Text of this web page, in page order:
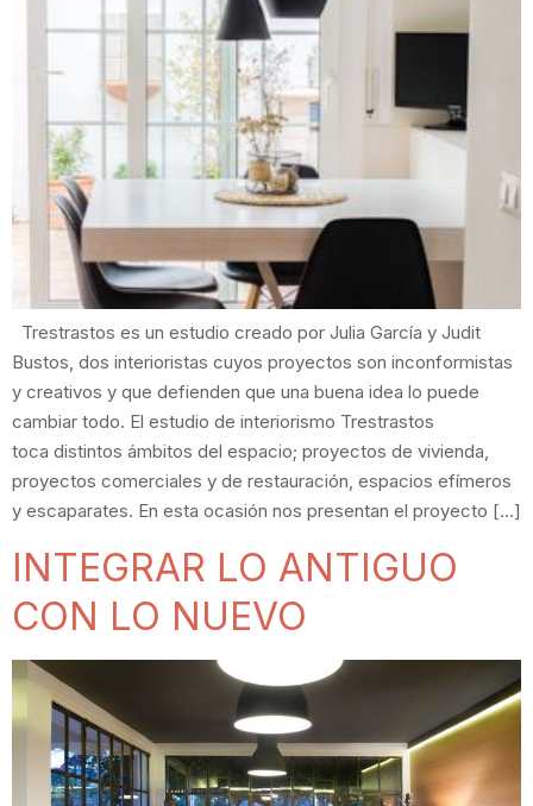
Trestrastos es un estudio creado por Julia García y Judit
Bustos, dos interioristas cuyos proyectos son inconformistas
y creativos y que defienden que una buena idea lo puede
cambiar todo. El estudio de interiorismo Trestrastos
toca distintos ámbitos del espacio; proyectos de vivienda,
proyectos comerciales y de restauración, espacios efímeros
y escaparates. En esta ocasión nos presentan el proyecto […]
INTEGRAR LO ANTIGUO
CON LO NUEVO